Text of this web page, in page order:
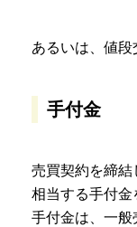
あるいは、値段
手付金
売買契約を締結
相当する手付金
手付金は、一般